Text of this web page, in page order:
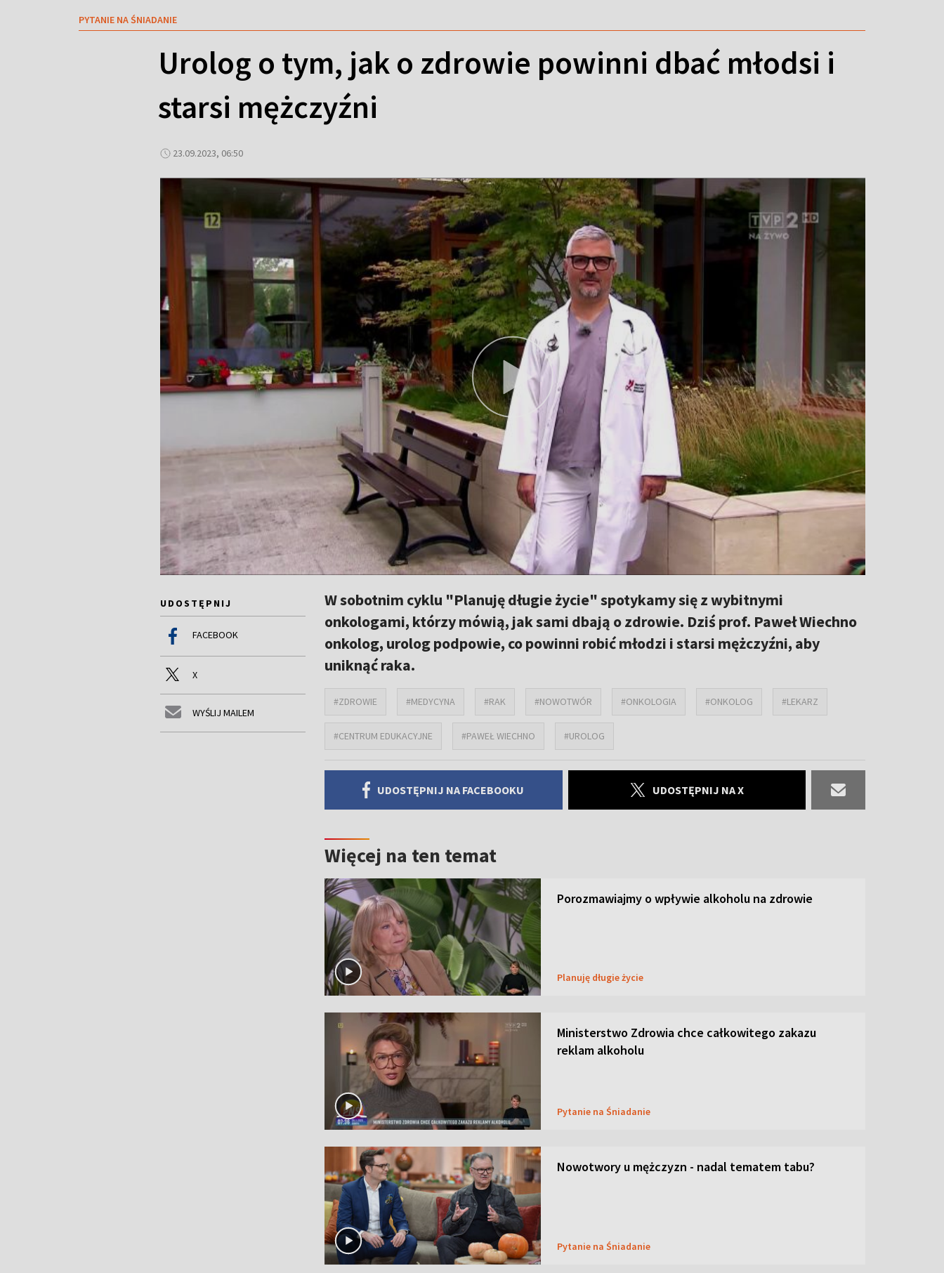
PYTANIE NA ŚNIADANIE
Urolog o tym, jak o zdrowie powinni dbać młodsi i
starsi mężczyźni
23.09.2023, 06:50
UDOSTĘPNIJ
FACEBOOK
X
WYŚLIJ MAILEM
W sobotnim cyklu "Planuję długie życie" spotykamy się z wybitnymi
onkologami, którzy mówią, jak sami dbają o zdrowie. Dziś prof. Paweł Wiechno
onkolog, urolog podpowie, co powinni robić młodzi i starsi mężczyźni, aby
uniknąć raka.
#ZDROWIE #MEDYCYNA #RAK #NOWOTWÓR #ONKOLOGIA #ONKOLOG #LEKARZ
#CENTRUM EDUKACYJNE #PAWEŁ WIECHNO #UROLOG
UDOSTĘPNIJ NA FACEBOOKU UDOSTĘPNIJ NA X
Więcej na ten temat
Porozmawiajmy o wpływie alkoholu na zdrowie
Planuję długie życie
Ministerstwo Zdrowia chce całkowitego zakazu
reklam alkoholu
Pytanie na Śniadanie
Nowotwory u mężczyzn - nadal tematem tabu?
Pytanie na Śniadanie